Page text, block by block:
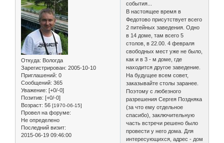
Откуда: Вологда
Зарегистрирован: 2005-10-10
Приглашений: 0
Сообщений: 365
Уважение: [+0/-0]
Позитив: [+0/-0]
Возраст: 56 [1970-06-15]
Провел на форуме:
Не определено
Последний визит:
2015-06-19 09:46:00
события...
В настоящее время в
Федотово присутствует всего
2 питейных заведения. Одно
в 14 доме, там всего 5
столов, в 22.00. 4 февраля
свободных мест уже не было,
как и в 3 - м доме, где
находится другое заведение.
На будущее всем совет,
заказывайте столы заранее.
Поэтому с любезного
разрешения Сергея Поздняка
(за что ему отдельное
спасибо), заключительную
часть встречи решено было
провести у него дома. Для
интересующихся, адрес - дом